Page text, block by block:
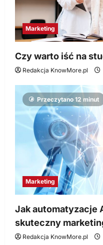
Marketing
Czy warto iść na
Redakcja KnowMore.pl
Przeczytano 12 minut
Marketing
Jak automatyzacje
skuteczny
Redakcja KnowMore.pl